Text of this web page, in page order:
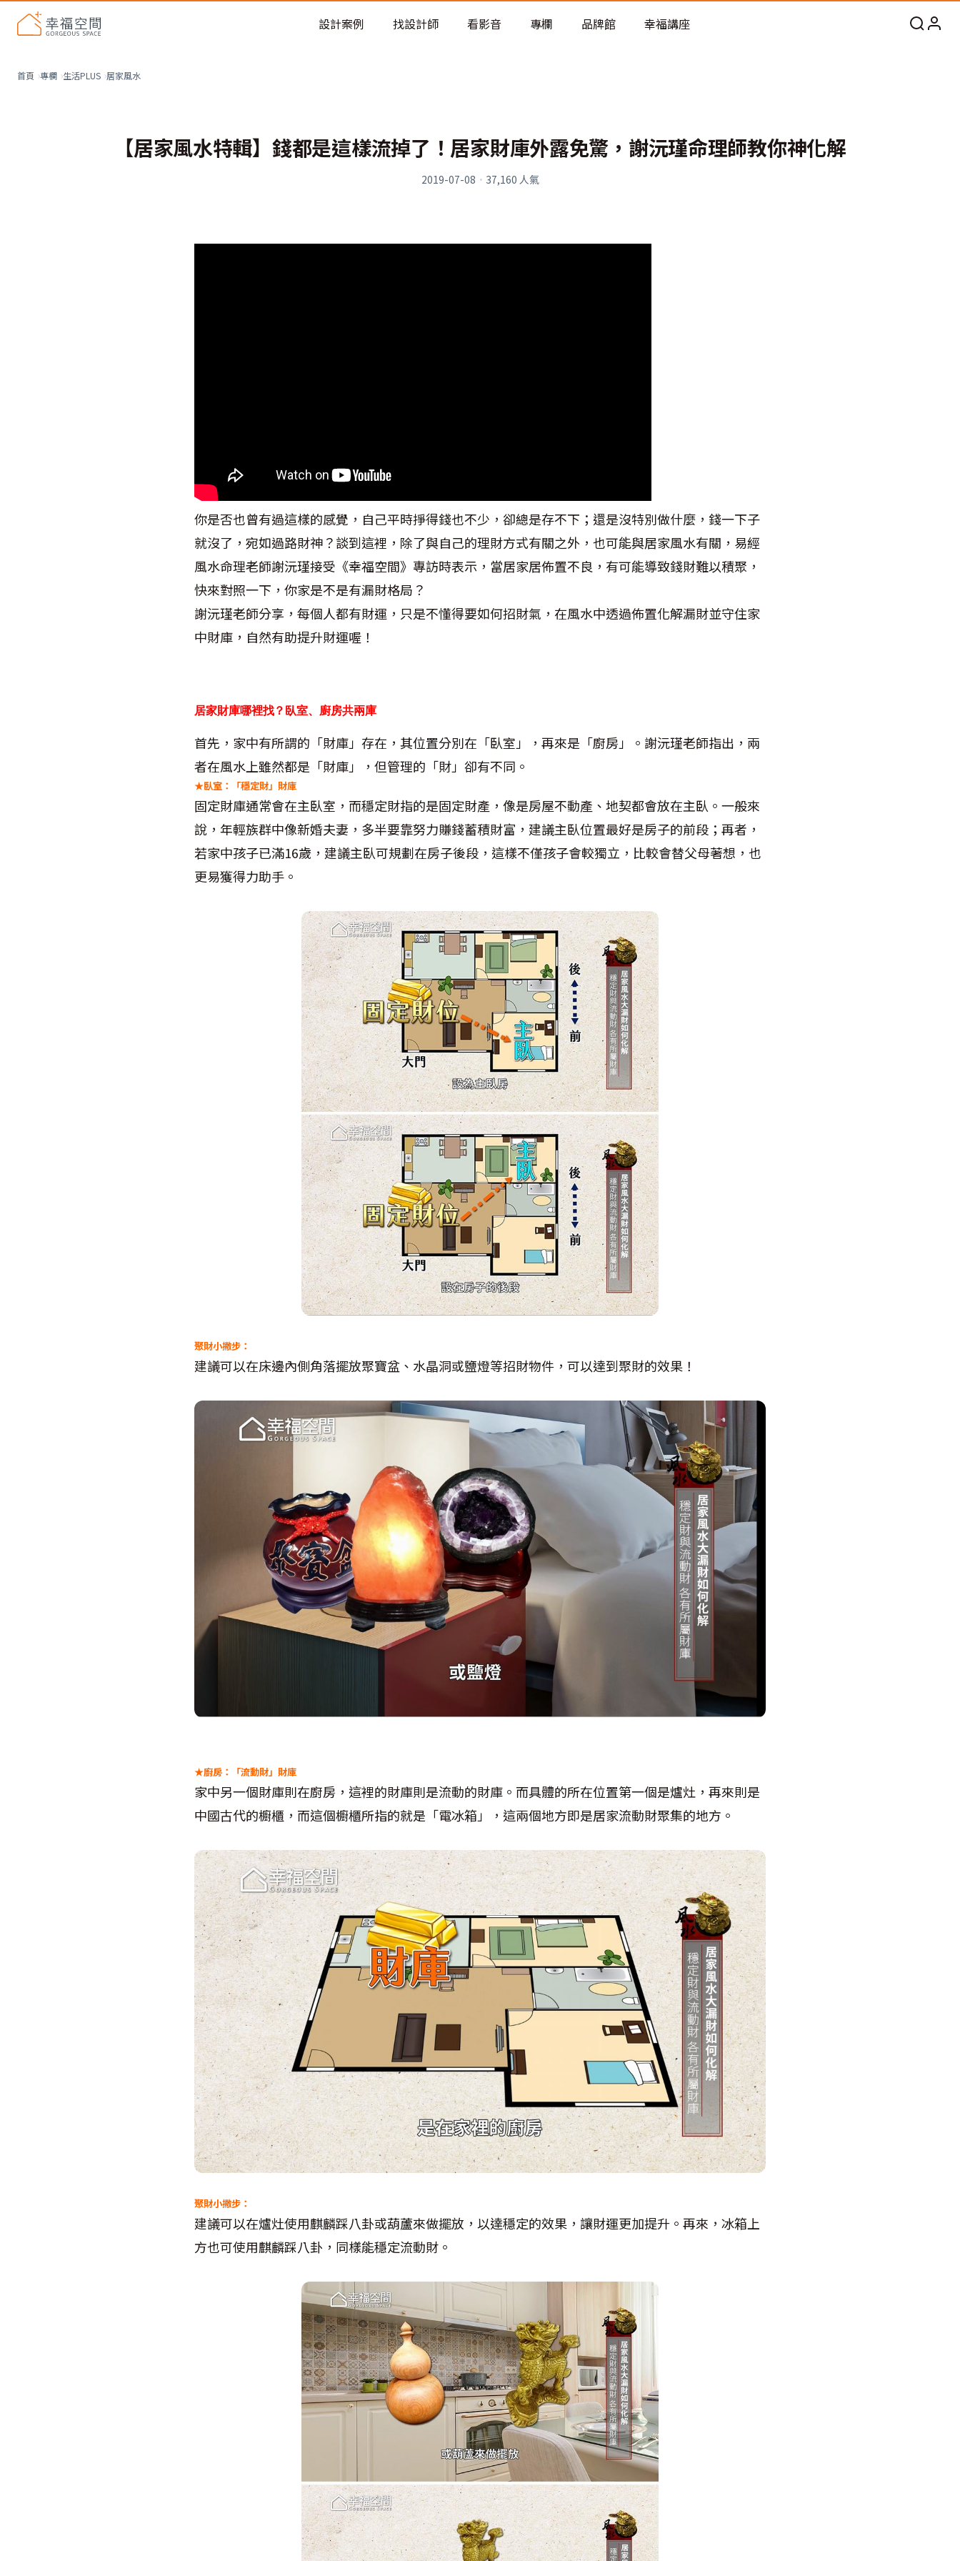
老屋預算分配與高 CP 值煥新術
設計案例 找設計師 看影音 專欄 品牌館 幸福講座
首頁 專欄 生活PLUS 居家風水
【居家風水特輯】錢都是這樣流掉了！居家財庫外露免驚，謝沅瑾命理師教你神化解
2019-07-08 · 37,160 人氣
你是否也曾有過這樣的感覺，自己平時掙得錢也不少，卻總是存不下；還是沒特別做什麼，錢一下子
就沒了，宛如過路財神？談到這裡，除了與自己的理財方式有關之外，也可能與居家風水有關，易經
風水命理老師謝沅瑾接受《幸福空間》專訪時表示，當居家居佈置不良，有可能導致錢財難以積聚，
快來對照一下，你家是不是有漏財格局？
謝沅瑾老師分享，每個人都有財運，只是不懂得要如何招財氣，在風水中透過佈置化解漏財並守住家
中財庫，自然有助提升財運喔！
居家財庫哪裡找？臥室、廚房共兩庫
首先，家中有所謂的「財庫」存在，其位置分別在「臥室」，再來是「廚房」。謝沅瑾老師指出，兩
者在風水上雖然都是「財庫」，但管理的「財」卻有不同。
★臥室：「穩定財」財庫
固定財庫通常會在主臥室，而穩定財指的是固定財產，像是房屋不動產、地契都會放在主臥。一般來
說，年輕族群中像新婚夫妻，多半要靠努力賺錢蓄積財富，建議主臥位置最好是房子的前段；再者，
若家中孩子已滿16歲，建議主臥可規劃在房子後段，這樣不僅孩子會較獨立，比較會替父母著想，也
更易獲得力助手。
聚財小撇步：
建議可以在床邊內側角落擺放聚寶盆、水晶洞或鹽燈等招財物件，可以達到聚財的效果！
★廚房 ：「流動財」財庫
家中另一個財庫則在廚房，這裡的財庫則是流動的財庫。而具體的所在位置第一個是爐灶，再來則是
中國古代的櫥櫃，而這個櫥櫃所指的就是「電冰箱」，這兩個地方即是居家流動財聚集的地方。
聚財小撇步：
建議可以在爐灶使用麒麟踩八卦或葫蘆來做擺放，以達穩定的效果，讓財運更加提升。再來，冰箱上
方也可使用麒麟踩八卦，同樣能穩定流動財。